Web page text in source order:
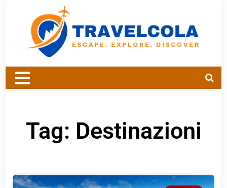
Tag: Destinazioni